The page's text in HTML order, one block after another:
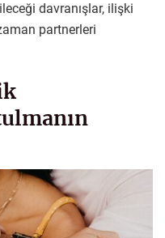
davranışlar, ilişki
partnerleri